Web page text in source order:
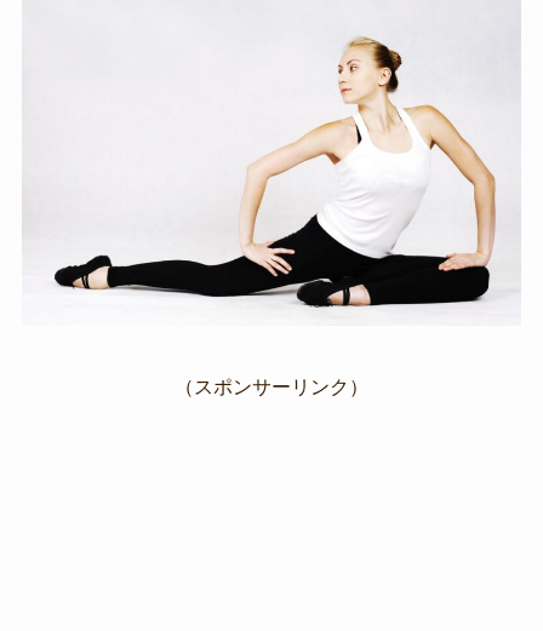
（スポンサーリンク）